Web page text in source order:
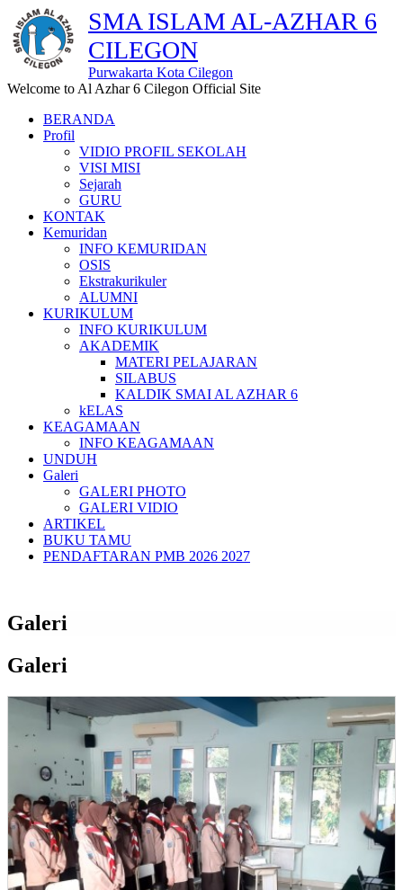
SMA ISLAM AL-AZHAR 6
CILEGON
Purwakarta Kota Cilegon
Welcome to Al Azhar 6 Cilegon Official Site
BERANDA
Profil
VIDIO PROFIL SEKOLAH
VISI MISI
Sejarah
GURU
KONTAK
Kemuridan
INFO KEMURIDAN
OSIS
Ekstrakurikuler
ALUMNI
KURIKULUM
INFO KURIKULUM
AKADEMIK
MATERI PELAJARAN
SILABUS
KALDIK SMAI AL AZHAR 6
kELAS
KEAGAMAAN
INFO KEAGAMAAN
UNDUH
Galeri
GALERI PHOTO
GALERI VIDIO
ARTIKEL
BUKU TAMU
PENDAFTARAN PMB 2026 2027
Galeri
Galeri